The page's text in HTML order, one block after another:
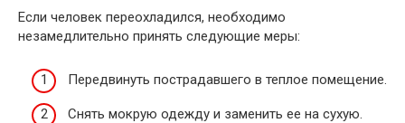
Если человек переохладился, необходимо
незамедлительно принять следующие меры:
Передвинуть пострадавшего в теплое помещение.
Снять мокрую одежду и заменить ее на сухую.